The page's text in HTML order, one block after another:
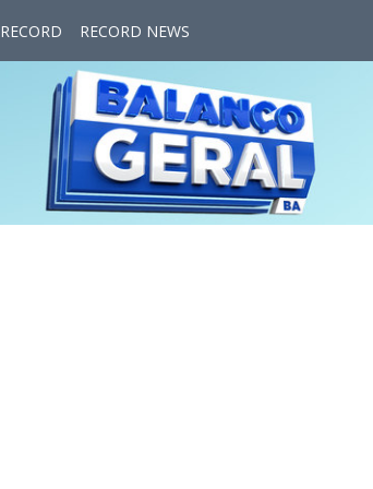
RECORD RECORD NEWS